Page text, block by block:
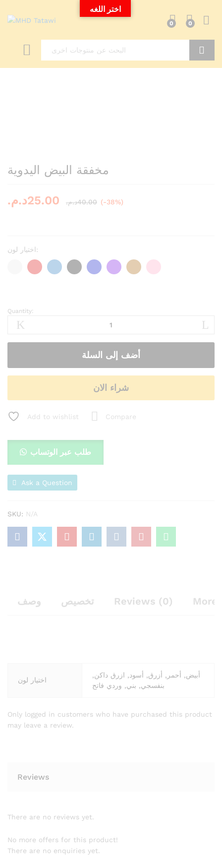
0 0
مخفقة البيض اليدوية
25.00د.م. 40.00د.م. (-38%)
اختيار لون:
مخفقة
البيض
quantity
Quantity:
أضف إلى السلة
شراء الان
Add to wishlist Compare
طلب عبر الوتساب
Ask a Question
SKU: N/A
وصف تخصيص Reviews (0) More
اختيار لون
أبيض, أحمر, أزرق, أسود, ازرق داكن,
بنفسجي, بني, وردي فاتح
Only logged in customers who have purchased this product
may leave a review.
Reviews
There are no reviews yet.
No more offers for this product!
There are no enquiries yet.
اختر اللغه